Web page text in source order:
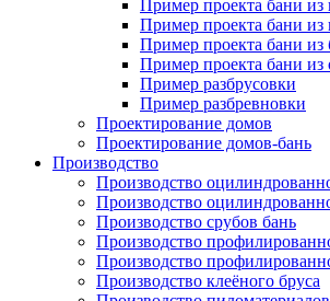
Пример проекта бани из
Пример проекта бани из
Пример проекта бани из
Пример проекта бани из
Пример разбрусовки
Пример разбревновки
Проектирование домов
Проектирование домов-бань
Производство
Производство
Производство
Производство срубов бань
Производство
Производство
Производство клеёного бруса